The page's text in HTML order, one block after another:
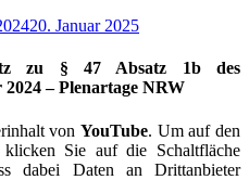
20. Januar 2025
zu § 47 Absatz 1b des
2024 – Plenartage NRW
von YouTube. Um auf den
Sie auf die Schaltfläche
dabei Daten an Drittanbieter